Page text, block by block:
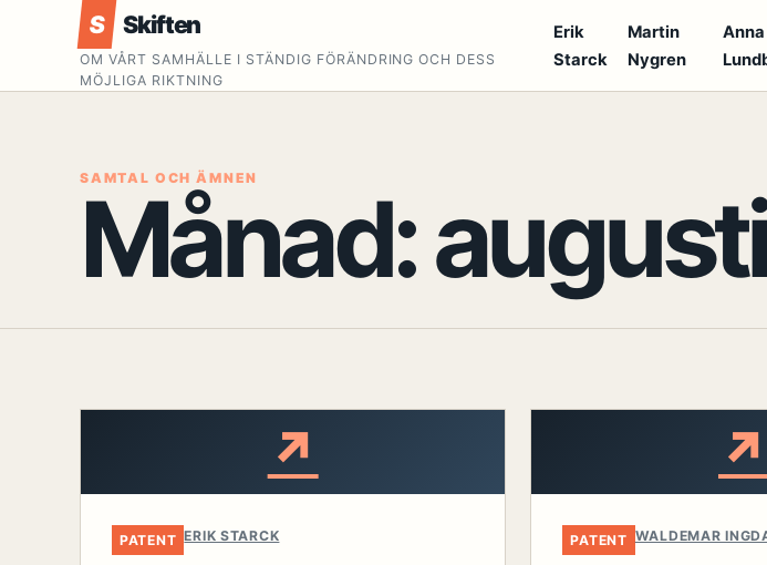
S Skiften
OM VÅRT SAMHÄLLE I STÄNDIG FÖRÄNDRING OCH DESS
MÖJLIGA RIKTNING
Erik
Starck
Martin
Nygren
Anna
SAMTAL OCH ÄMNEN
Månad:
↗
PATENT ERIK STARCK
↗
PATENT WALDEMAR